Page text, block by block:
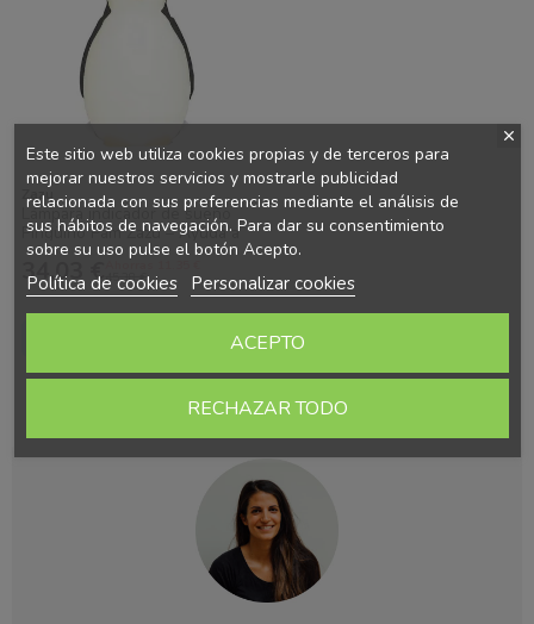
Zazu
Lámpara indicador de sueño
Pingüino Pam Zazu – Ayuda a
dormir y despertar
34,03 €45,38 €
Este sitio web utiliza cookies propias y de terceros para
mejorar nuestros servicios y mostrarle publicidad
relacionada con sus preferencias mediante el análisis de
sus hábitos de navegación. Para dar su consentimiento
sobre su uso pulse el botón Acepto.
Política de cookies Personalizar cookies
RECHAZAR TODO
ACEPTO